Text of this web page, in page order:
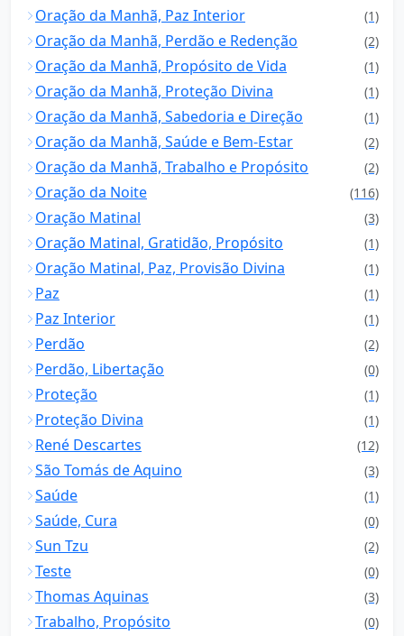
Oração da Manhã, Paz Interior (1)
Oração da Manhã, Perdão e Redenção (2)
Oração da Manhã, Propósito de Vida (1)
Oração da Manhã, Proteção Divina (1)
Oração da Manhã, Sabedoria e Direção (1)
Oração da Manhã, Saúde e Bem-Estar (2)
Oração da Manhã, Trabalho e Propósito (2)
Oração da Noite (116)
Oração Matinal (3)
Oração Matinal, Gratidão, Propósito (1)
Oração Matinal, Paz, Provisão Divina (1)
Paz (1)
Paz Interior (1)
Perdão (2)
Perdão, Libertação (0)
Proteção (1)
Proteção Divina (1)
René Descartes (12)
São Tomás de Aquino (3)
Saúde (1)
Saúde, Cura (0)
Sun Tzu (2)
Teste (0)
Thomas Aquinas (3)
Trabalho, Propósito (0)